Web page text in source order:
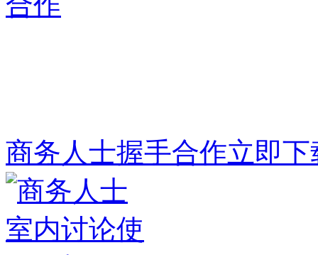
商务人士握手合作立即下